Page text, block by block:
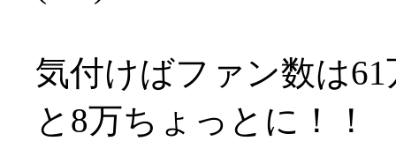
気付けばファン数は
と8万ちょっとに！！